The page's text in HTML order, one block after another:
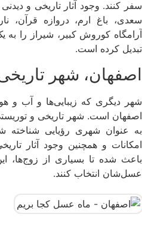
سفر کنند. وجود آثار تاریخی و
سعدی، باغ ارم، دروازه قرآن،
آرامگاه کوروش کبیر، شیراز را به
تبدیل کرده است.
اصفهان، شهر
شهر دیگری که زیبایی‌ها و آب و
اصفهان است. شهر تاریخی و
به عنوان شهری رؤیایی
امکانات و همچنین وجود آثار
باعث شده تا بسیاری از زوج‌ها،
عسل‌شان انتخاب کنند.